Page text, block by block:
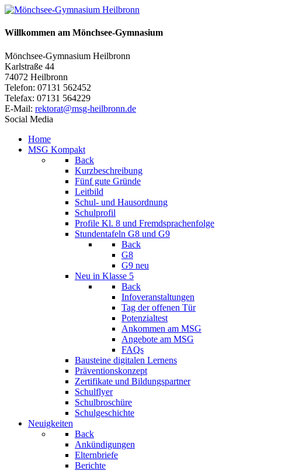
Willkommen am Mönchsee-Gymnasium
Mönchsee-Gymnasium Heilbronn
Karlstraße 44
74072 Heilbronn
Telefon: 07131 562452
Telefax: 07131 564229
E-Mail: rektorat@msg-heilbronn.de
Social Media
Home
MSG Kompakt
Back
Kurzbeschreibung
Fünf gute Gründe
Leitbild
Schul- und Hausordnung
Schulprofil
Profile Kl. 8 und Fremdsprachenfolge
Stundentafeln G8 und G9
Back
G8
G9 neu
Neu in Klasse 5
Back
Infoveranstaltungen
Tag der offenen Tür
Potenzialtest
Ankommen am MSG
Angebote am MSG
FAQs
Bausteine digitalen Lernens
Präventionskonzept
Zertifikate und Bildungspartner
Schulflyer
Schulbroschüre
Schulgeschichte
Neuigkeiten
Back
Ankündigungen
Elternbriefe
Berichte